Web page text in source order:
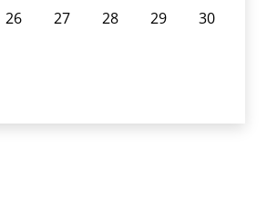
26 27 28 29
30